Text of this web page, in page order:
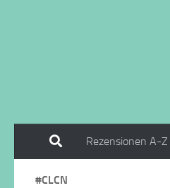
Rezensionen A-Z
#CLCN